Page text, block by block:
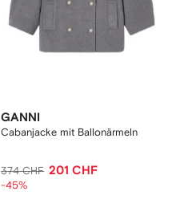
GANNI
Cabanjacke mit Ballonärmeln
374 CHF 201 CHF
-45%